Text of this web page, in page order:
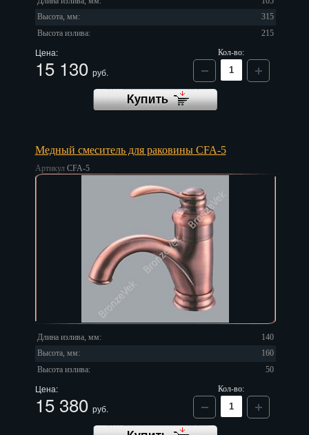
Зеленоград
Иваново
Иркутск
Казань
Калининград
Кемерово
Красноярск
Курган
Высота, мм:
315
Высота излива:
215
Цена:
15 130 руб.
Кол-во:
Медный смеситель для раковины CFA-5
Артикул CFA-5
Длина излива, мм:
140
Высота, мм:
160
Высота излива:
50
Цена:
15 380 руб.
Кол-во: